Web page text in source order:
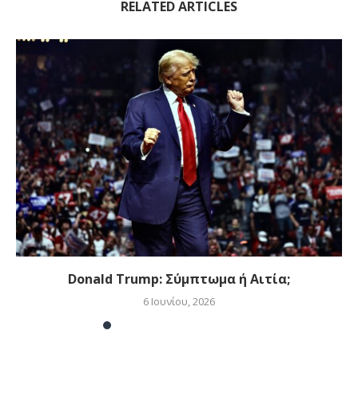
RELATED ARTICLES
Donald Trump: Σύμπτωμα ή Αιτία;
6 Ιουνίου, 2026